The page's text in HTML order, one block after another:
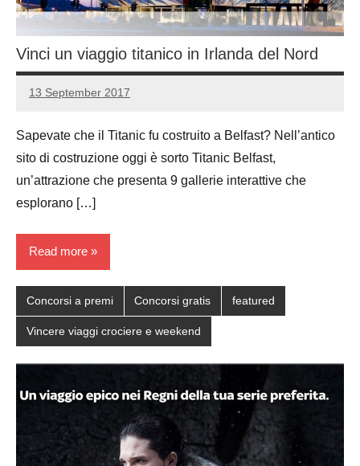
Vinci un viaggio titanico in Irlanda del Nord
13 September 2017
Luca
No
Sapevate che il Titanic fu costruito a Belfast? Nell’antico
sito di costruzione oggi è sorto Titanic Belfast,
un’attrazione che presenta 9 gallerie interattive che
esplorano […]
Read more
Concorsi a premi Concorsi gratis featured
Vincere viaggi crociere e weekend